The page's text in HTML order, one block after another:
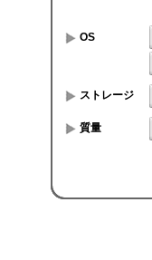
OS
ストレージ
質量